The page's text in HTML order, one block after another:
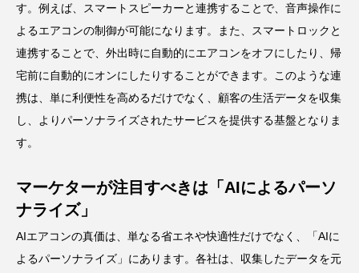
す。例えば、スマートスピーカーと連携することで、音声操作に
よるエアコンの制御が可能になります。また、スマートロックと
連携することで、外出時に自動的にエアコンをオフにしたり、帰
宅前に自動的にオンにしたりすることができます。このような連
携は、単に利便性を高めるだけでなく、顧客の生活データを収集
し、よりパーソナライズされたサービスを提供する基盤となりま
す。
マーケターが注目すべきは「AIによるパーソ
ナライズ」
AIエアコンの真価は、単なる省エネや快適性だけでなく、「AIに
よるパーソナライズ」にあります。各社は、収集したデータを元